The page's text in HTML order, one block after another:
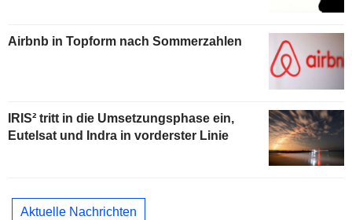
Airbnb in Topform nach Sommerzahlen
IRIS² tritt in die Umsetzungsphase ein,
Eutelsat und Indra in vorderster Linie
Aktuelle Nachrichten